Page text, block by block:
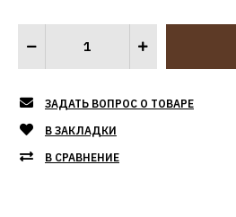
ЗАДАТЬ ВОПРОС О ТОВАРЕ
В ЗАКЛАДКИ
В СРАВНЕНИЕ